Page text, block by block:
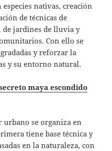
nativas, creación
de técnicas de
jardines de lluvia y
Con ello se
y reforzar la
y su entorno natural.
maya escondido
se organiza en
tiene base técnica y
en la naturaleza, con